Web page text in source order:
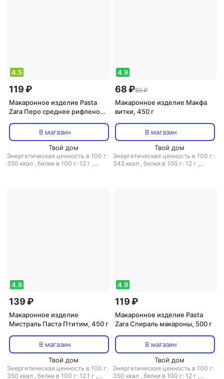
4.5
119 ₽
Макаронное изделие Pasta
Zara Перо среднее рифленое
В магазин
Твой дом
Энергетическая ценность в 100 г:
350 ккал , белки в 100 г: 12 г ,
4.9
68 ₽80 ₽
Макаронное изделие Макфа
витки, 450 г
В магазин
Твой дом
Энергетическая ценность в 100 г:
342 ккал , белки в 100 г: 12 г ,
4.9
139 ₽
Макаронное изделие
Мистраль Паста Птитим, 450 г
В магазин
Твой дом
Энергетическая ценность в 100 г:
350 ккал , белки в 100 г: 12.1 г ,
4.9
119 ₽
Макаронное изделие Pasta
Zara Спираль макароны, 500 г
В магазин
Твой дом
Энергетическая ценность в 100 г:
350 ккал , белки в 100 г: 12 г ,